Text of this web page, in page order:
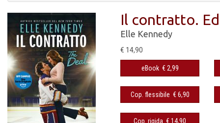
Il contratto.
Elle Kennedy
€ 14,90
eBook € 2,99
Cop. flessibile € 6,90
Cop. rigida € 14,90